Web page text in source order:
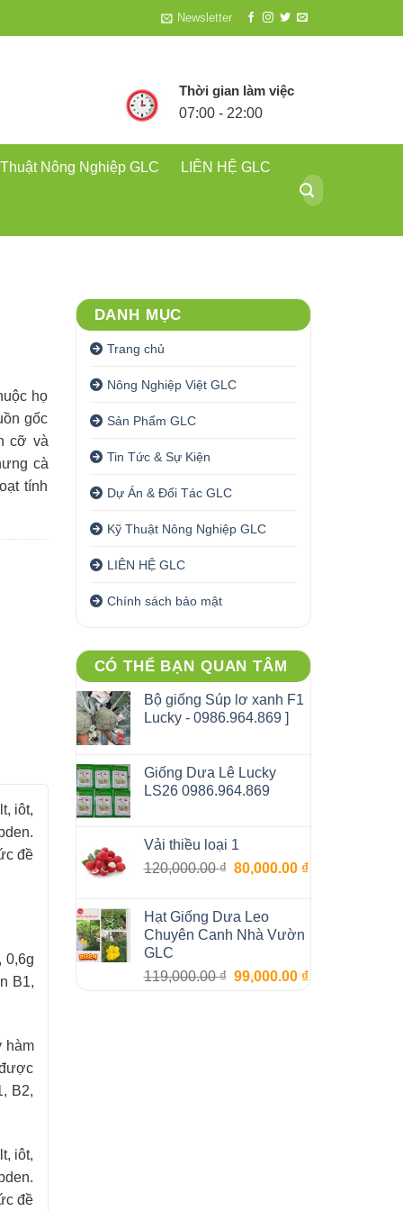
Newsletter
Thời gian làm việc
07:00 - 22:00
Nông Nghiệp GLC LIÊN HỆ GLC
Tìm
kiếm:
họ
gốc
cỡ và
cà
tính
iôt,
đề
0,6g
B1,
hàm
B2,
iôt,
đề
DANH MỤC
Trang chủ
Nông Nghiệp Việt GLC
Sản Phẩm GLC
Tin Tức & Sự Kiện
Dự Án & Đối Tác GLC
Kỹ Thuật Nông Nghiệp GLC
LIÊN HỆ GLC
Chính sách bảo mật
CÓ THỂ BẠN QUAN TÂM
Bộ giống Súp lơ xanh F1
Lucky - 0986.964.869 ]
Giống Dưa Lê Lucky
LS26 0986.964.869
Vải thiều loại 1
120,000.00₫ Giá
120,000.00 ₫.
80,000.00 ₫Giá
Hạt Giống Dưa Leo
Chuyên Canh Nhà Vườn
GLC
119,000.00₫ Giá
99,000.00 ₫Giá